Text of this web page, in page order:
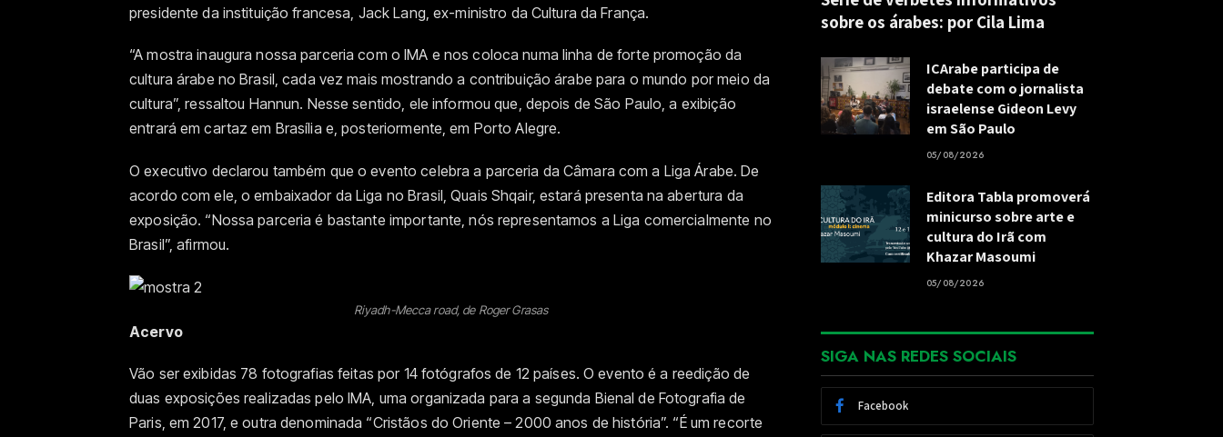
presidente da instituição francesa, Jack Lang, ex-ministro da Cultura da França.
“A mostra inaugura nossa parceria com o IMA e nos coloca numa linha de forte promoção da
cultura árabe no Brasil, cada vez mais mostrando a contribuição árabe para o mundo por meio da
cultura”, ressaltou Hannun. Nesse sentido, ele informou que, depois de São Paulo, a exibição
entrará em cartaz em Brasília e, posteriormente, em Porto Alegre.
O executivo declarou também que o evento celebra a parceria da Câmara com a Liga Árabe. De
acordo com ele, o embaixador da Liga no Brasil, Quais Shqair, estará presenta na abertura da
exposição. “Nossa parceria é bastante importante, nós representamos a Liga comercialmente no
Brasil”, afirmou.
Riyadh-Mecca road, de Roger Grasas
Acervo
Vão ser exibidas 78 fotografias feitas por 14 fotógrafos de 12 países. O evento é a reedição de
duas exposições realizadas pelo IMA, uma organizada para a segunda Bienal de Fotografia de
Paris, em 2017, e outra denominada “Cristãos do Oriente – 2000 anos de história”. “É um recorte
sobre os árabes: por Cila Lima
ICArabe participa de
debate com o jornalista
israelense Gideon Levy
em São Paulo
05/08/2026
Editora Tabla promoverá
minicurso sobre arte e
cultura do Irã com
Khazar Masoumi
05/08/2026
SIGA NAS REDES SOCIAIS
Facebook